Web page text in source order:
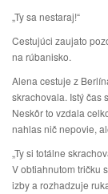
„Ty sa nestaraj!“
Cestujúci zaujato
na rúbanisko.
Alena cestuje z
skrachovala. Istý čas
Neskôr to vzdala
nahlas nič nepovie,
„Ty si totálne
V obtiahnutom tričku
izby a rozhadzuje